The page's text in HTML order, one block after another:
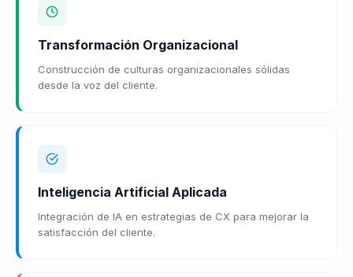
Transformación Organizacional
Construcción de culturas organizacionales sólidas
desde la voz del cliente.
Inteligencia Artificial Aplicada
Integración de IA en estrategias de CX para mejorar la
satisfacción del cliente.